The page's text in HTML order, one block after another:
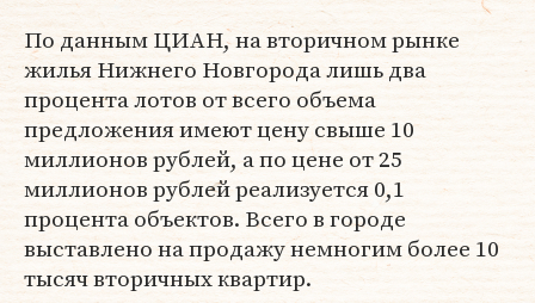
По данным ЦИАН, на вторичном рынке
жилья Нижнего Новгорода лишь два
процента лотов от всего объема
предложения имеют цену свыше 10
миллионов рублей, а по цене от 25
миллионов рублей реализуется 0,1
процента объектов. Всего в городе
выставлено на продажу немногим более 10
тысяч вторичных квартир.